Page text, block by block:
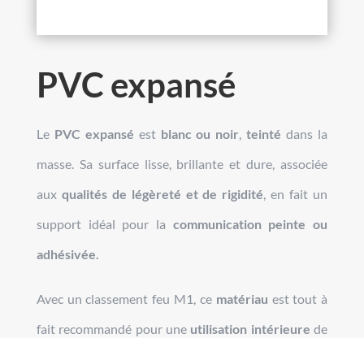
PVC expansé
Le PVC expansé est blanc ou noir,teinté dans la
masse. Sa surface lisse, brillante et dure, associée
aux qualités de légèreté et de rigidité, en fait un
support idéal pour la communication peinte ou
adhésivée.
Avec un classement feu M1, ce matériau est tout à
fait recommandé pour une utilisation intérieure de